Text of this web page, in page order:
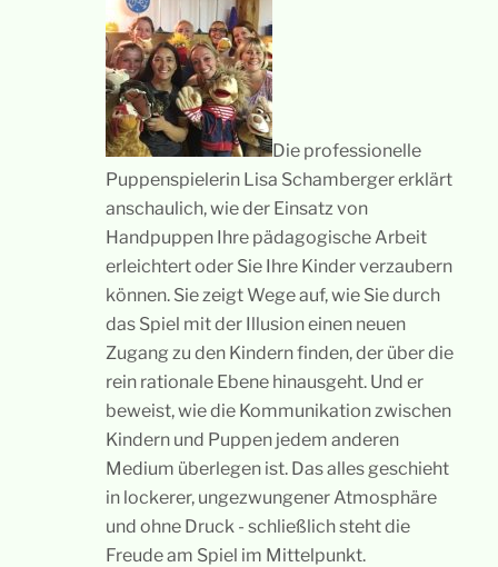
Die professionelle
Puppenspielerin Lisa Schamberger erklärt
anschaulich, wie der Einsatz von
Handpuppen Ihre pädagogische Arbeit
erleichtert oder Sie Ihre Kinder verzaubern
können. Sie zeigt Wege auf, wie Sie durch
das Spiel mit der Illusion einen neuen
Zugang zu den Kindern finden, der über die
rein rationale Ebene hinausgeht. Und er
beweist, wie die Kommunikation zwischen
Kindern und Puppen jedem anderen
Medium überlegen ist. Das alles geschieht
in lockerer, ungezwungener Atmosphäre
und ohne Druck - schließlich steht die
Freude am Spiel im Mittelpunkt.